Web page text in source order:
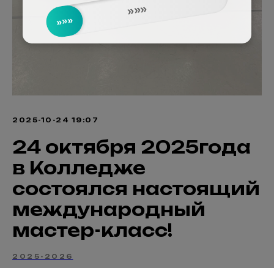
»»»
»»»
2025-10-24 19:07
24 октября 2025года
в Колледже
состоялся настоящий
международный
мастер-класс!
2025-2026